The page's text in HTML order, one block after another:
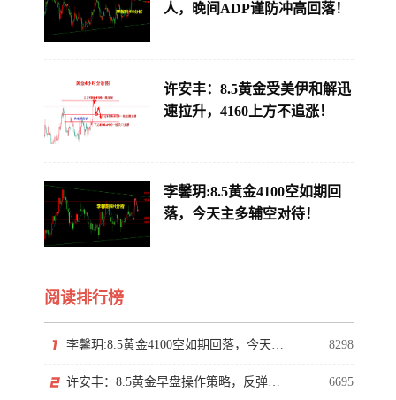
人，晚间ADP谨防冲高回落！
许安丰：8.5黄金受美伊和解迅
速拉升，4160上方不追涨！
李馨玥:8.5黄金4100空如期回
落，今天主多辅空对待！
阅读排行榜
李馨玥:8.5黄金4100空如期回落，今天主多辅空对待！ 8298
许安丰：8.5黄金早盘操作策略，反弹莫慌切勿高位追多 6695